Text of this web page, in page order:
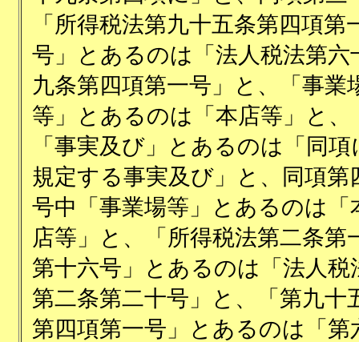
「所得税法第九十五条第四項第
号」とあるのは「法人税法第六
九条第四項第一号」と、「事業
等」とあるのは「本店等」と、
「事実及び」とあるのは「同項
規定する事実及び」と、同項第
号中「事業場等」とあるのは「
店等」と、「所得税法第二条第
第十六号」とあるのは「法人税
第二条第二十号」と、「第九十
第四項第一号」とあるのは「第